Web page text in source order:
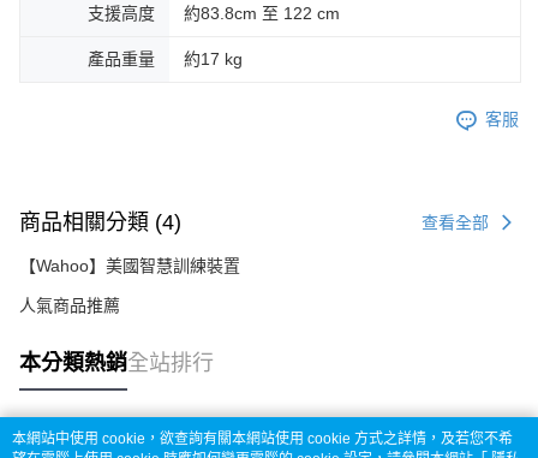
支援高度 約83.8cm 至 122 cm
產品重量 約17 kg
客服
商品相關分類 (4) 查看全部
【Wahoo】美國智慧訓練裝置
人氣商品推薦
本分類熱銷全站排行
本網站中使用 cookie，欲查詢有關本網站使用 cookie 方式之詳情，及若您不希